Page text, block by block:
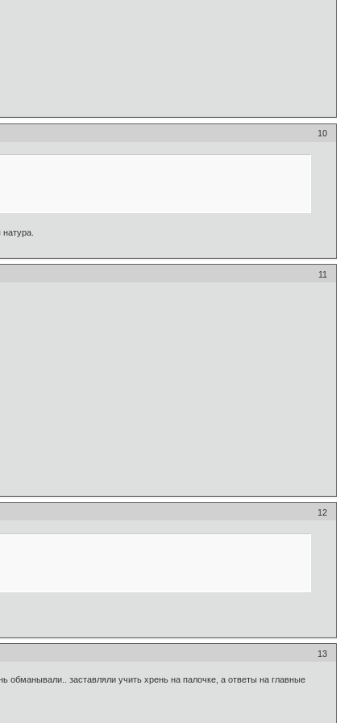
10
11
12
13
обманывали.. заставляли учить хрень на палочке, а ответы на главные